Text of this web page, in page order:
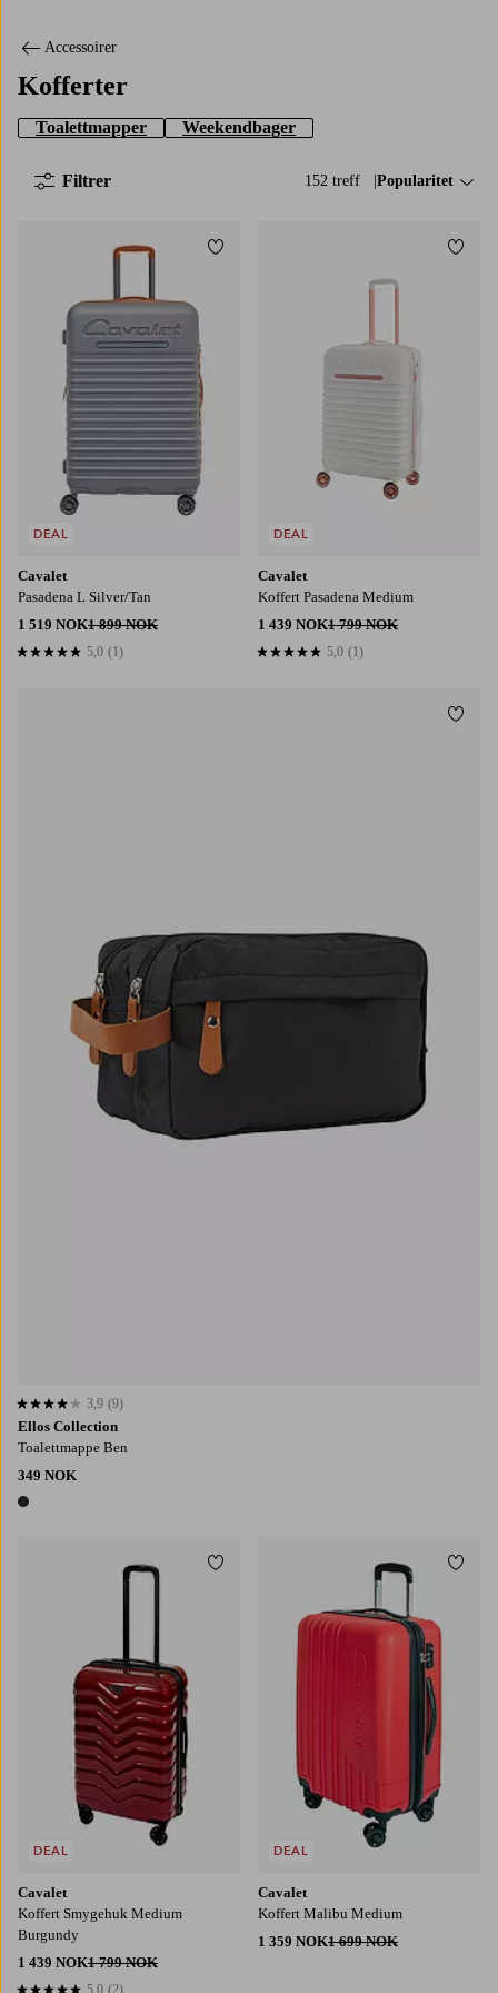
Accessoirer
Kofferter
Toalettmapper Weekendbager
152 treff Sorter på:
Popularitet
Filtrer
Ellos Collection
Toalettmappe Ben
349 NOK
1 farge
3,9 basert på 9 karaktergivninger
3,9 (9)
Cavalet
Pasadena L Silver/Tan
1 519 NOK1 899 NOK
5,0 basert på 1 karaktergivninger
5,0 (1)
DEAL
Legg til favoritter
Cavalet
Koffert Pasadena Medium
1 439 NOK1 799 NOK
5,0 basert på 1 karaktergivninger
5,0 (1)
DEAL
Cavalet
Koffert Smygehuk Medium
Burgundy
1 439 NOK1 799 NOK
5,0 (2)
DEAL
Legg til favoritter
Cavalet
Koffert Malibu Medium
1 359 NOK1 699 NOK
DEAL